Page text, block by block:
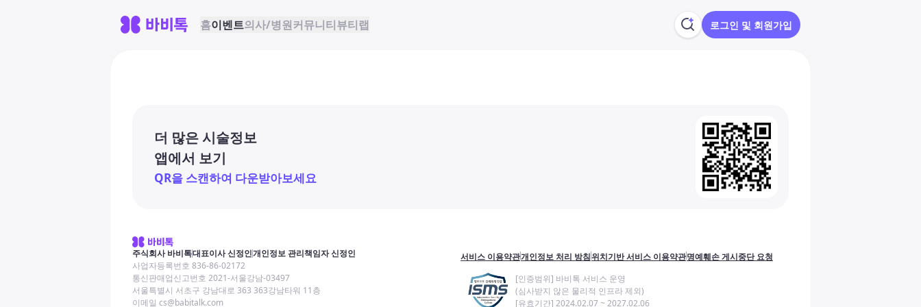
홈이벤트의사/병원커뮤니티뷰티랩 로그인 및 회원가입
더 많은 시술정보
앱에서 보기
QR을 스캔하여 다운받아보세요
주식회사 바비톡대표이사 신정인개인정보 관리책임자 신정인
사업자등록번호 836-86-02172
통신판매업신고번호 2021-서울강남-03497
서울특별시 서초구 강남대로 363 363강남타워 11층
이메일 cs@babitalk.com
서비스 이용약관개인정보 처리 방침위치기반 서비스 이용약관명예훼손 게시중단 요청
[인증범위] 바비톡 서비스 운영
(심사받지 않은 물리적 인프라 제외)
[유효기간] 2024.02.07 ~ 2027.02.06